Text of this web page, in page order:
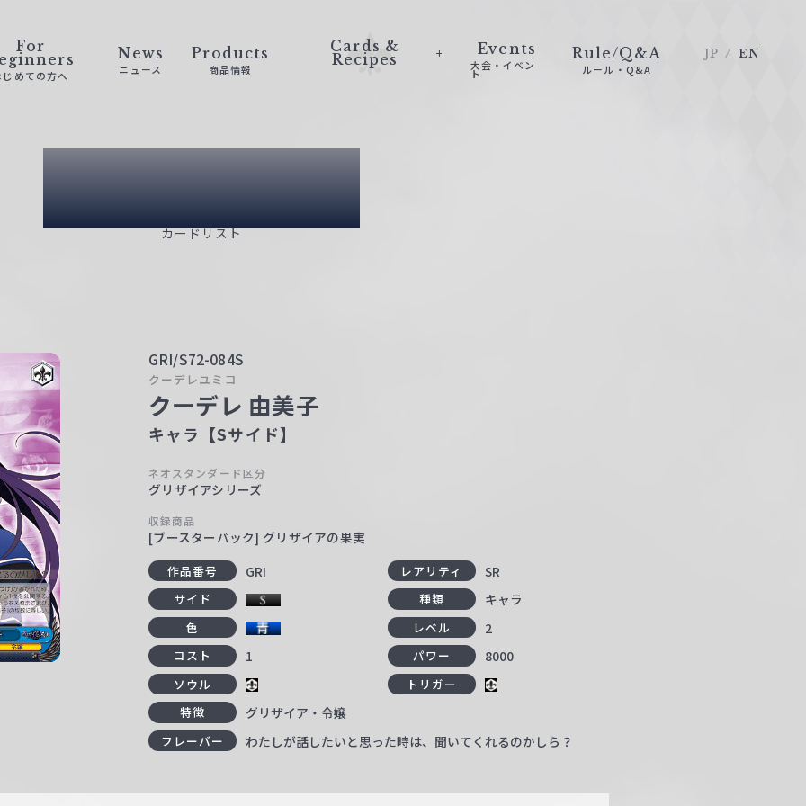
For
じめての方へ
News
ニュース
Products
商品情報
Cards &
Recipes
Events
大会・イベン
ト
Rule/Q&A
ルール・Q&A
JP EN
Card List
カードリスト
GRI/S72-084S
クーデレユミコ
クーデレ 由美子
キャラ【Sサイド】
ネオスタンダード区分
グリザイアシリーズ
収録商品
[ブースターパック] グリザイアの果実
作品番号 GRI レアリティ SR
サイド 種類 キャラ
色 レベル 2
コスト 1 パワー 8000
ソウル
トリガー
特徴
グリザイア・令嬢
フレーバー わたしが話したいと思った時は、聞いてくれるのかしら？